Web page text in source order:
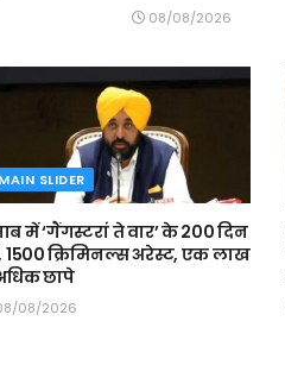
08/08/2026
MAIN SLIDER
में ‘गैंगस्टरां ते वार’ के 200 दिन
1500 क्रिमिनल्स अरेस्ट, एक लाख
छापे
08/2026